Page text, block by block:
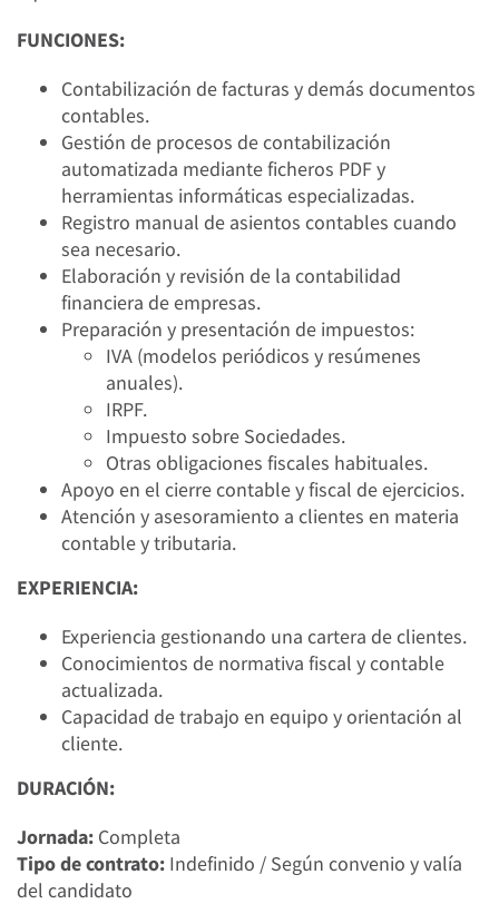
FUNCIONES:
Contabilización de facturas y demás documentos
contables.
Gestión de procesos de contabilización
automatizada mediante ficheros PDF y
herramientas informáticas especializadas.
Registro manual de asientos contables cuando
sea necesario.
Elaboración y revisión de la contabilidad
financiera de empresas.
Preparación y presentación de impuestos:
IVA (modelos periódicos y resúmenes
anuales).
IRPF.
Impuesto sobre Sociedades.
Otras obligaciones fiscales habituales.
Apoyo en el cierre contable y fiscal de ejercicios.
Atención y asesoramiento a clientes en materia
contable y tributaria.
EXPERIENCIA:
Experiencia gestionando una cartera de clientes.
Conocimientos de normativa fiscal y contable
actualizada.
Capacidad de trabajo en equipo y orientación al
cliente.
DURACIÓN:
Jornada: Completa
Tipo de contrato: Indefinido / Según convenio y valía
del candidato